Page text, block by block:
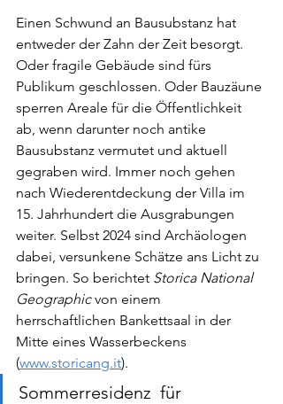
Einen Schwund an Bausubstanz hat
entweder der Zahn der Zeit besorgt.
Oder fragile Gebäude sind fürs
Publikum geschlossen. Oder Bauzäune
sperren Areale für die Öffentlichkeit
ab, wenn darunter noch antike
Bausubstanz vermutet und aktuell
gegraben wird. Immer noch gehen
nach Wiederentdeckung der Villa im
15. Jahrhundert die Ausgrabungen
weiter. Selbst 2024 sind Archäologen
dabei, versunkene Schätze ans Licht zu
bringen. So berichtet Storica National
Geographic von einem
herrschaftlichen Bankettsaal in der
Mitte eines Wasserbeckens
(www.storicang.it).
Sommerresidenz  für